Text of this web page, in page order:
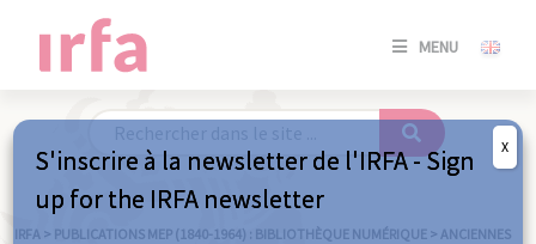
MENU
SE
/
IRFA > PUBLICATIONS MEP (1840-1964) : BIBLIOTHÈQUE NUMÉRIQUE > ANCIENNES
S'inscrire à la newsletter de l'IRFA - Sign
up for the IRFA newsletter
X